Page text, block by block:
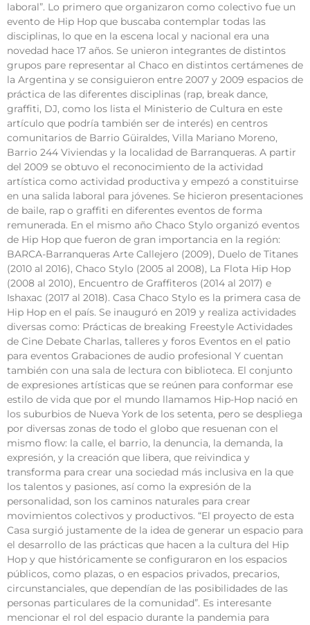
laboral”. Lo primero que organizaron como colectivo fue un
evento de Hip Hop que buscaba contemplar todas las
disciplinas, lo que en la escena local y nacional era una
novedad hace 17 años. Se unieron integrantes de distintos
grupos pare representar al Chaco en distintos certámenes de
la Argentina y se consiguieron entre 2007 y 2009 espacios de
práctica de las diferentes disciplinas (rap, break dance,
graffiti, DJ, como los lista el Ministerio de Cultura en este
artículo que podría también ser de interés) en centros
comunitarios de Barrio Güiraldes, Villa Mariano Moreno,
Barrio 244 Viviendas y la localidad de Barranqueras. A partir
del 2009 se obtuvo el reconocimiento de la actividad
artística como actividad productiva y empezó a constituirse
en una salida laboral para jóvenes. Se hicieron presentaciones
de baile, rap o graffiti en diferentes eventos de forma
remunerada. En el mismo año Chaco Stylo organizó eventos
de Hip Hop que fueron de gran importancia en la región:
BARCA-Barranqueras Arte Callejero (2009), Duelo de Titanes
(2010 al 2016), Chaco Stylo (2005 al 2008), La Flota Hip Hop
(2008 al 2010), Encuentro de Graffiteros (2014 al 2017) e
Ishaxac (2017 al 2018). Casa Chaco Stylo es la primera casa de
Hip Hop en el país. Se inauguró en 2019 y realiza actividades
diversas como: Prácticas de breaking Freestyle Actividades
de Cine Debate Charlas, talleres y foros Eventos en el patio
para eventos Grabaciones de audio profesional Y cuentan
también con una sala de lectura con biblioteca. El conjunto
de expresiones artísticas que se reúnen para conformar ese
estilo de vida que por el mundo llamamos Hip-Hop nació en
los suburbios de Nueva York de los setenta, pero se despliega
por diversas zonas de todo el globo que resuenan con el
mismo flow: la calle, el barrio, la denuncia, la demanda, la
expresión, y la creación que libera, que reivindica y
transforma para crear una sociedad más inclusiva en la que
los talentos y pasiones, así como la expresión de la
personalidad, son los caminos naturales para crear
movimientos colectivos y productivos. “El proyecto de esta
Casa surgió justamente de la idea de generar un espacio para
el desarrollo de las prácticas que hacen a la cultura del Hip
Hop y que históricamente se configuraron en los espacios
públicos, como plazas, o en espacios privados, precarios,
circunstanciales, que dependían de las posibilidades de las
personas particulares de la comunidad”. Es interesante
mencionar el rol del espacio durante la pandemia para